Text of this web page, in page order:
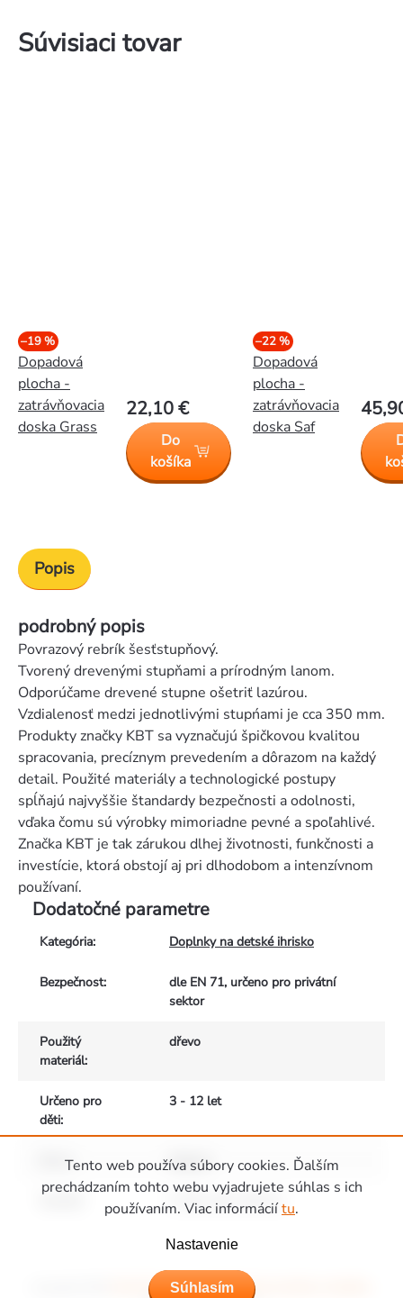
Tento web používa súbory cookies. Ďalším
prechádzaním tohto webu vyjadrujete súhlas s ich
používaním. Viac informáciítu.
Nastavenie
Súhlasím
Súvisiaci tovar
–19 %
Dopadová
plocha -
zatrávňovacia
doska Grass
22,10 €
Do
košíka
–22 %
Dopadová
plocha -
zatrávňovacia
doska Saf
Popis
podrobný popis
Povrazový rebrík šesťstupňový.
Tvorený drevenými stupňami a prírodným lanom.
Odporúčame drevené stupne ošetriť lazúrou.
Vzdialenosť medzi jednotlivými stupńami je cca 350 mm.
Produkty značky KBT sa vyznačujú špičkovou kvalitou
spracovania, precíznym prevedením a dôrazom na každý
detail. Použité materiály a technologické postupy
spĺňajú najvyššie štandardy bezpečnosti a odolnosti,
vďaka čomu sú výrobky mimoriadne pevné a spoľahlivé.
Značka KBT je tak zárukou dlhej životnosti, funkčnosti a
investície, ktorá obstojí aj pri dlhodobom a intenzívnom
používaní.
Dodatočné parametre
Kategória: Doplnky na detské ihrisko
Bezpečnost:
dle EN 71, určeno pro privátní
sektor
Použitý
materiál:
dřevo
Určeno pro
děti:
3 - 12 let
Barva: Natural
O 3,5 x 40 x 210 cm
Ihriská Piccolino - Detské ihriská, domčeky a hojdačky